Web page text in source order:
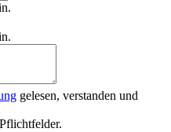
gelesen, verstanden und